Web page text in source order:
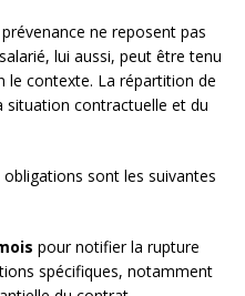
ne reposent pas
lui aussi, peut être tenu
le contexte. La répartition de
situation contractuelle et du
obligations sont les suivantes
pour notifier la rupture
spécifiques, notamment